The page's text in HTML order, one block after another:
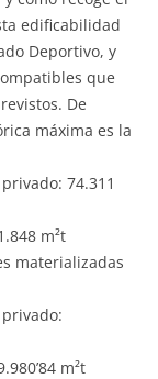
edificabilidad
Deportivo, y
que
De
máxima es la
74.311
m²t
materializadas
m²t